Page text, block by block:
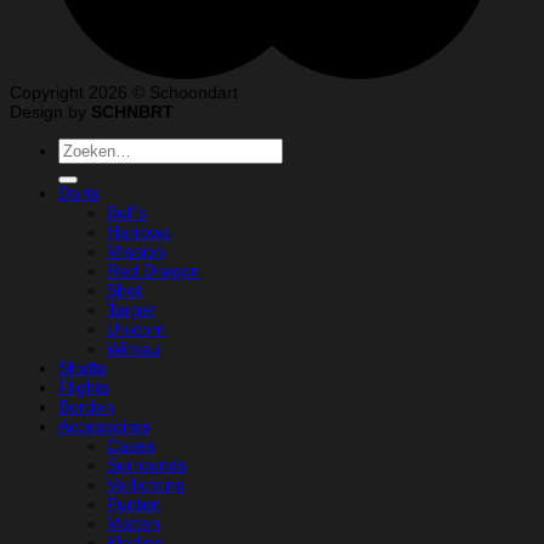
Copyright 2026 © Schoondart
Design by SCHNBRT
Zoeken
naar:
Darts
Bull’s
Harrows
Mission
Red Dragon
Shot
Target
Unicorn
Wimau
Shafts
Flights
Borden
Accessoires
Cases
Surrounds
Verlichting
Punten
Matten